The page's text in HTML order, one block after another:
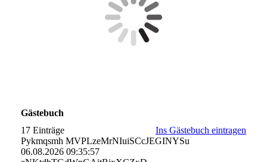
Gästebuch
17 Einträge
Ins Gästebuch eintragen
Pykmqsmh MVPLzeMrNIuiSCcJEGINYSu
06.08.2026 09:35:57